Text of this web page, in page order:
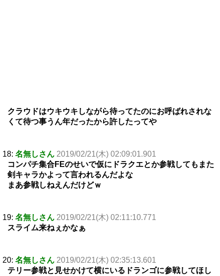
クラウドはウキウキしながら待ってたのにお呼ばれされな
くて待つ事うん年だったから許したってや
18: 名無しさん 2019/02/21(木) 02:09:01.901
コンパチ集合FEのせいで仮にドラクエとか参戦してもまた
剣キャラかよって言われるんだよな
まあ参戦しねえんだけどｗ
19: 名無しさん 2019/02/21(木) 02:11:10.771
スライム来ねぇかなぁ
20: 名無しさん 2019/02/21(木) 02:35:13.601
テリー参戦と見せかけて横にいるドランゴに参戦してほし